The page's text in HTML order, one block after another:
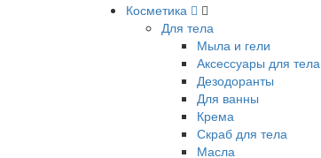
Косметика
Для тела
Мыла и гели
Аксессуары для тела
Дезодоранты
Для ванны
Крема
Скраб для тела
Масла